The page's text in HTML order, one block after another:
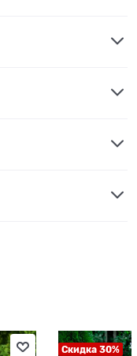
Скидка 30%